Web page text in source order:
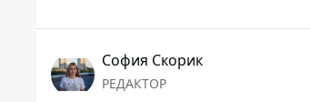
София Скорик
РЕДАКТОР